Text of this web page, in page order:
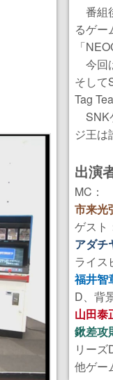
番組
るゲー
「
今回
そして
Tag
SNK
ジ王は
出演
MC：
市来光
ゲスト
アダチ
ライス
福井智
D、背
山田泰
鍬差攻
リーズ
他ゲー